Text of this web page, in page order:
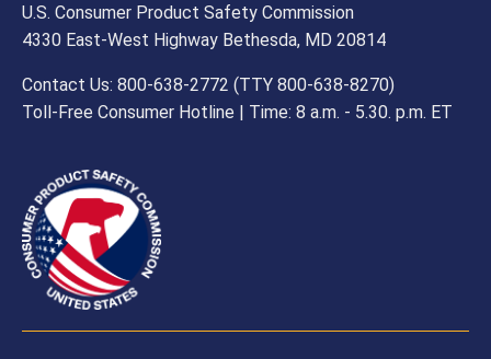
U.S. Consumer Product Safety Commission
4330 East-West Highway Bethesda, MD 20814
Contact Us: 800-638-2772 (TTY 800-638-8270)
Toll-Free Consumer Hotline | Time: 8 a.m. - 5.30. p.m. ET